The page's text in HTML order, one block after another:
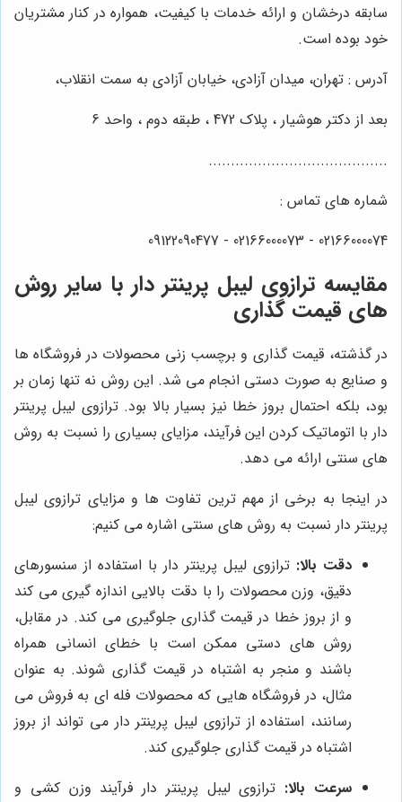
سابقه درخشان و ارائه خدمات با کیفیت، همواره در کنار مشتریان
خود بوده است.
آدرس : تهران، میدان آزادی، خیابان آزادی به سمت انقلاب،
بعد از دکتر هوشیار ، پلاک 472 ، طبقه دوم ، واحد 6
........................................
شماره های تماس :
02166000074 - 02166000073 - 09122090477
مقایسه ترازوی لیبل پرینتر دار با سایر روش
های قیمت گذاری
در گذشته، قیمت گذاری و برچسب زنی محصولات در فروشگاه ها
و صنایع به صورت دستی انجام می شد. این روش نه تنها زمان بر
بود، بلکه احتمال بروز خطا نیز بسیار بالا بود. ترازوی لیبل پرینتر
دار با اتوماتیک کردن این فرآیند، مزایای بسیاری را نسبت به روش
های سنتی ارائه می دهد.
در اینجا به برخی از مهم ترین تفاوت ها و مزایای ترازوی لیبل
پرینتر دار نسبت به روش های سنتی اشاره می کنیم:
دقت بالا: ترازوی لیبل پرینتر دار با استفاده از سنسورهای
دقیق، وزن محصولات را با دقت بالایی اندازه گیری می کند
و از بروز خطا در قیمت گذاری جلوگیری می کند. در مقابل،
روش های دستی ممکن است با خطای انسانی همراه
باشند و منجر به اشتباه در قیمت گذاری شوند. به عنوان
مثال، در فروشگاه هایی که محصولات فله ای به فروش می
رسانند، استفاده از ترازوی لیبل پرینتر دار می تواند از بروز
اشتباه در قیمت گذاری جلوگیری کند.
سرعت بالا: ترازوی لیبل پرینتر دار فرآیند وزن کشی و